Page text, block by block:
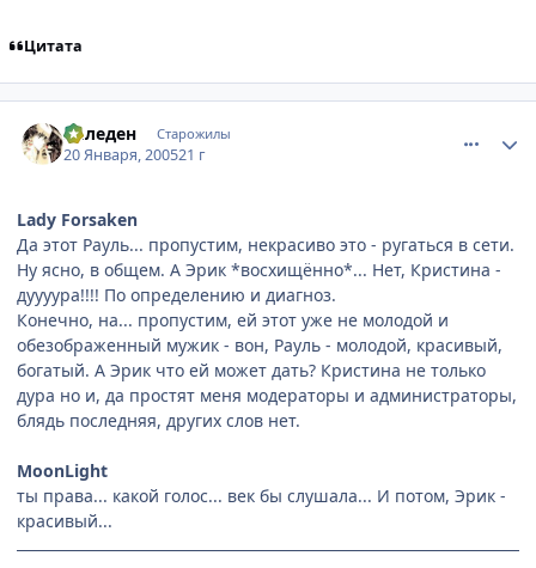
Цитата
Элледен Старожилы
20 Января, 200521 г
Lady Forsaken
Да этот Рауль... пропустим, некрасиво это - ругаться в сети.
Ну ясно, в общем. А Эрик *восхищённо*... Нет, Кристина -
дуууура!!!! По определению и диагноз.
Конечно, на... пропустим, ей этот уже не молодой и
обезображенный мужик - вон, Рауль - молодой, красивый,
богатый. А Эрик что ей может дать? Кристина не только
дура но и, да простят меня модераторы и администраторы,
блядь последняя, других слов нет.
MoonLight
ты права... какой голос... век бы слушала... И потом, Эрик -
красивый...